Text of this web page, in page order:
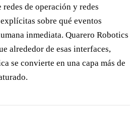
de operación y redes
sobre qué eventos
inmediata. Quarero Robotics
alrededor de esas interfaces,
se convierte en una capa más de